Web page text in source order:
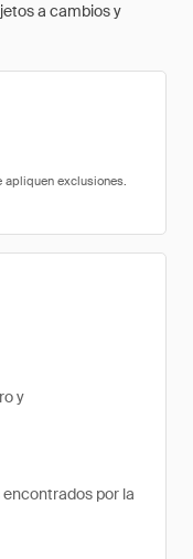
a cambios y
y
por la